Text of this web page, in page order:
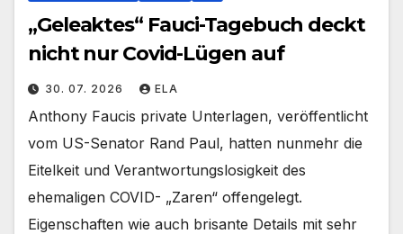
„Geleaktes“ Fauci-Tagebuch deckt
nicht nur Covid-Lügen auf
30. 07. 2026 ELA
Anthony Faucis private Unterlagen, veröffentlicht
vom US-Senator Rand Paul, hatten nunmehr die
Eitelkeit und Verantwortungslosigkeit des
ehemaligen COVID- „Zaren“ offengelegt.
Eigenschaften wie auch brisante Details mit sehr